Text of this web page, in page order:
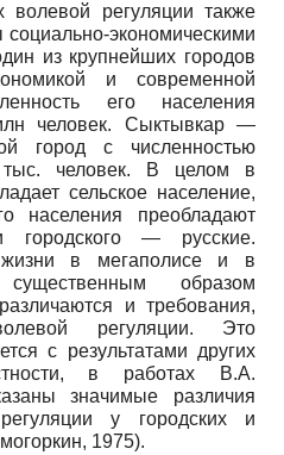
волевой регуляции также
экономическими
из крупнейших городов
и современной
его населения
человек. Сыктывкар —
город с численностью
тыс. человек. В целом в
сельское население,
населения преобладают
городского — русские.
в мегаполисе и в
образом
и требования,
регуляции. Это
с результатами других
в работах В.А.
значимые различия
у городских и
1975).